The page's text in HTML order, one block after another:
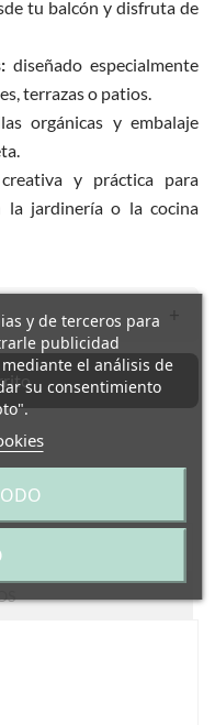
tu balcón y disfruta de
diseñado especialmente
terrazas o patios.
orgánicas y embalaje
y práctica para
la jardinería o la cocina
+
y de terceros para
publicidad
el análisis de
su consentimiento